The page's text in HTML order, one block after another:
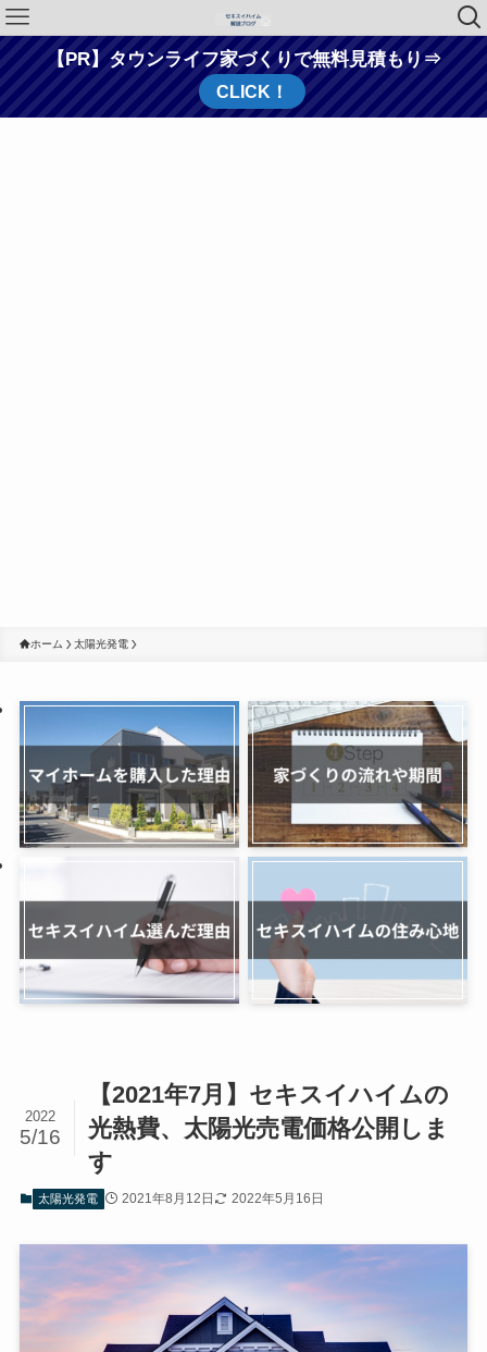
【PR】タウンライフ家づくりで無料見積もり⇒
CLICK！
ホーム 太陽光発電
【2021年7月】セキスイハイムの
光熱費、太陽光売電価格公開しま
す
2022
5/16
太陽光発電 2021年8月12日 2022年5月16日